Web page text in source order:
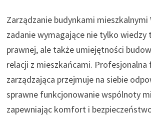
Zarządzanie budynkami mieszkalnymi
zadanie wymagające nie tylko wiedzy
prawnej, ale także umiejętności
relacji z mieszkańcami. Profesjonalna
zarządzająca przejmuje na siebie
sprawne funkcjonowanie wspólnoty
zapewniając komfort i